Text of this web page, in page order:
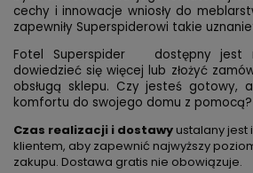
cechy i innowacje wniosły do
zapewniły Superspiderowi takie
Fotel Superspider dostępny jest
dowiedzieć się więcej lub złożyć
obsługą sklepu. Czy jesteś gotowy,
komfortu do swojego domu z pomocą?
Czas realizacji i dostawy ustalany jest
klientem, aby zapewnić najwyższy
zakupu. Dostawa gratis nie obowiązuje.